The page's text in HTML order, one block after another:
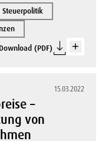
Steuerpolitik
Download (PDF)
15.03.2022
–
von